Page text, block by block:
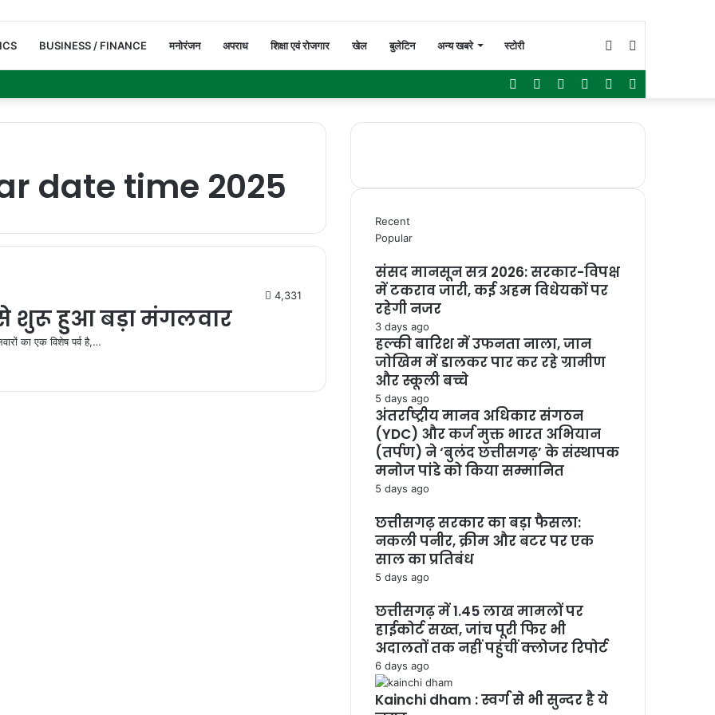
BUSINESS / FINANCE मनोरंजन अपराध शिक्षा एवं रोजगार खेल बुलेटिन अन्य खबरे स्टोरी Switch
skin
WhatsApp
Instagram
YouTube
Twitter
Facebook
date time 2025
4,331
शुरू हुआ बड़ा मंगलवार
का एक विशेष पर्व है,…
Recent
Popular
संसद मानसून सत्र 2026: सरकार-विपक्ष
में टकराव जारी, कई अहम विधेयकों पर
रहेगी नजर
3 days ago
हल्की बारिश में उफनता नाला, जान
जोखिम में डालकर पार कर रहे ग्रामीण
और स्कूली बच्चे
5 days ago
अंतर्राष्ट्रीय मानव अधिकार संगठन
(YDC) और कर्ज मुक्त भारत अभियान
(तर्पण) ने ‘बुलंद छत्तीसगढ़’ के संस्थापक
मनोज पांडे को किया सम्मानित
5 days ago
छत्तीसगढ़ सरकार का बड़ा फैसला:
नकली पनीर, क्रीम और बटर पर एक
साल का प्रतिबंध
5 days ago
छत्तीसगढ़ में 1.45 लाख मामलों पर
हाईकोर्ट सख्त, जांच पूरी फिर भी
अदालतों तक नहीं पहुंचीं क्लोजर रिपोर्ट
6 days ago
Kainchi dham : स्वर्ग से भी सुन्दर है ये